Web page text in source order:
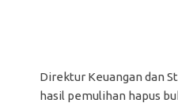
Direktur Keuangan dan
hasil pemulihan hapus